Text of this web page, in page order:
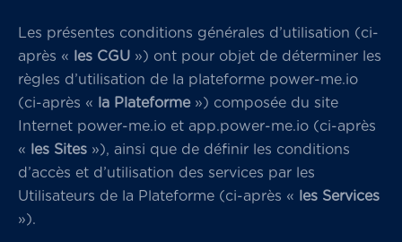
Les présentes conditions générales d’utilisation (ci-
après «
les CGU ») ont pour objet de déterminer les
règles d’utilisation de la plateforme power-me.io
(ci-après «
la Plateforme») composée du site
Internet power-me.io et app.power-me.io (ci-après
«
les Sites »), ainsi que de définir les conditions
d’accès et d’utilisation des services par les
Utilisateurs de la Plateforme (ci-après «
les Services
»).